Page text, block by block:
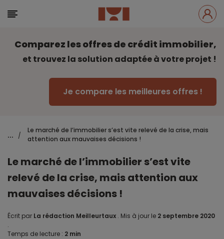
Comparez les offres de crédit immobilier,
et trouvez la solution adaptée à votre projet !
Je compare les meilleures offres !
... /
Le marché de l’immobilier s’est vite relevé de la crise, mais
attention aux mauvaises décisions !
Le marché de l’immobilier s’est vite
relevé de la crise, mais attention aux
mauvaises décisions !
Écrit par La rédaction Meilleurtaux . Mis à jour le 2 septembre 2020
.
Temps de lecture : 2 min